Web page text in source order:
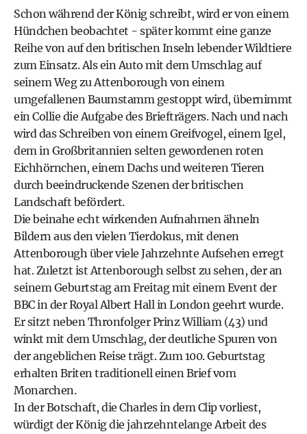
Schon während der König schreibt, wird er von einem
Hündchen beobachtet - später kommt eine ganze
Reihe von auf den britischen Inseln lebender Wildtiere
zum Einsatz. Als ein Auto mit dem Umschlag auf
seinem Weg zu Attenborough von einem
umgefallenen Baumstamm gestoppt wird, übernimmt
ein Collie die Aufgabe des Briefträgers. Nach und nach
wird das Schreiben von einem Greifvogel, einem Igel,
dem in Großbritannien selten gewordenen roten
Eichhörnchen, einem Dachs und weiteren Tieren
durch beeindruckende Szenen der britischen
Landschaft befördert.
Die beinahe echt wirkenden Aufnahmen ähneln
Bildern aus den vielen Tierdokus, mit denen
Attenborough über viele Jahrzehnte Aufsehen erregt
hat. Zuletzt ist Attenborough selbst zu sehen, der an
seinem Geburtstag am Freitag mit einem Event der
BBC in der Royal Albert Hall in London geehrt wurde.
Er sitzt neben Thronfolger Prinz William (43) und
winkt mit dem Umschlag, der deutliche Spuren von
der angeblichen Reise trägt. Zum 100. Geburtstag
erhalten Briten traditionell einen Brief vom
Monarchen.
In der Botschaft, die Charles in dem Clip vorliest,
würdigt der König die jahrzehntelange Arbeit des